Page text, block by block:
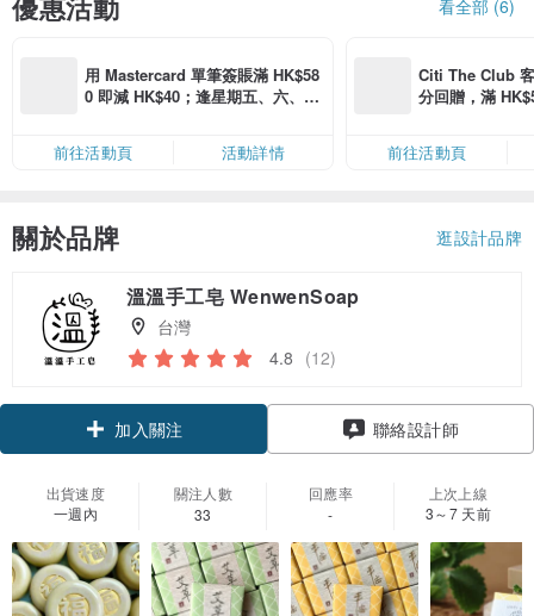
看全部 (6)
用 Mastercard 單筆簽賬滿 HK$58
0 即減 HK$40；逢星期五、六、日
卡」結帳）
前往活動頁 活動詳情
Citi The Club
分回贈，滿
前往活動頁
關於品牌 逛設計品牌
溫溫手工皂 WenwenSoap
台灣
4.8 (12)
加入關注 聯絡設計師
出貨速度
一週內
關注人數
33
回應率
-
上次上線
3～7 天前